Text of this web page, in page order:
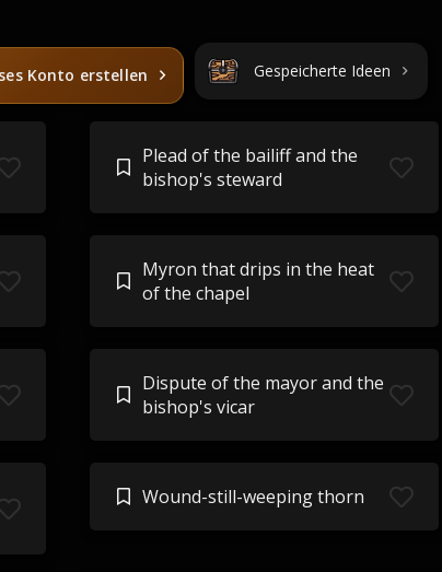
Konto erstellen Gespeicherte Ideen
Plead of the bailiff and the
bishop's steward
Myron that drips in the heat
of the chapel
Dispute of the mayor and the
bishop's vicar
Wound-still-weeping thorn